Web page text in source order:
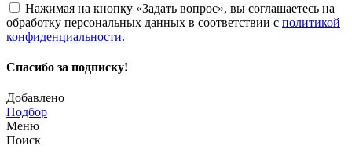
Нажимая на кнопку «Задать вопрос», вы соглашаетесь на
обработку персональных данных в соответствии с политикой
конфиденциальности.
Спасибо за подписку!
Добавлено
Подбор
Меню
Поиск